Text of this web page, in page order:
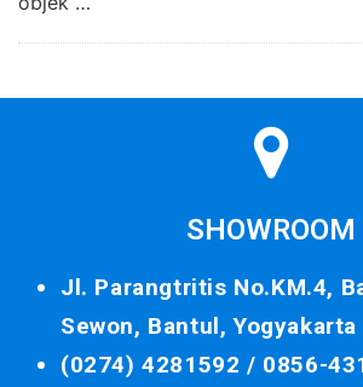
SHOWROOM
Jl. Parangtritis No.KM.4,
Sewon, Bantul,
(0274) 4281592 / 0856-